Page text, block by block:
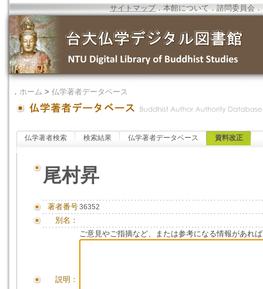
サイトマップ．本館について ．諮問委員会 ．
． ホーム > 仏学著者データベース
仏学著者検索 検索結果 仏学著者データベース 資料改正
尾村昇
著者番号36352
別名：
説明：
ご意見やご指摘など、または参考になる情報があれ